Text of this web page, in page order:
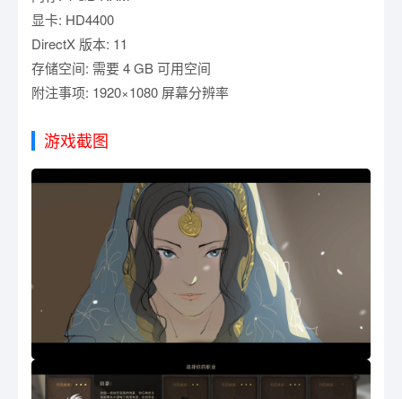
显卡: HD4400
DirectX 版本: 11
存储空间: 需要 4 GB 可用空间
附注事项: 1920×1080 屏幕分辨率
游戏截图